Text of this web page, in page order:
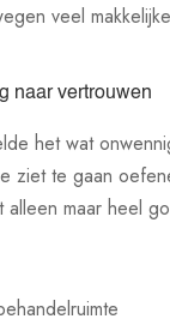
veel
naar vertrouwen
het wat
ziet te gaan
alleen maar heel